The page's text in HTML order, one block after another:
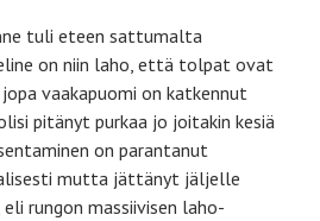
tuli eteen sattumalta
on niin laho, että tolpat ovat
vaakapuomi on katkennut
pitänyt purkaa jo joitakin kesiä
on parantanut
mutta jättänyt jäljelle
rungon massiivisen laho-